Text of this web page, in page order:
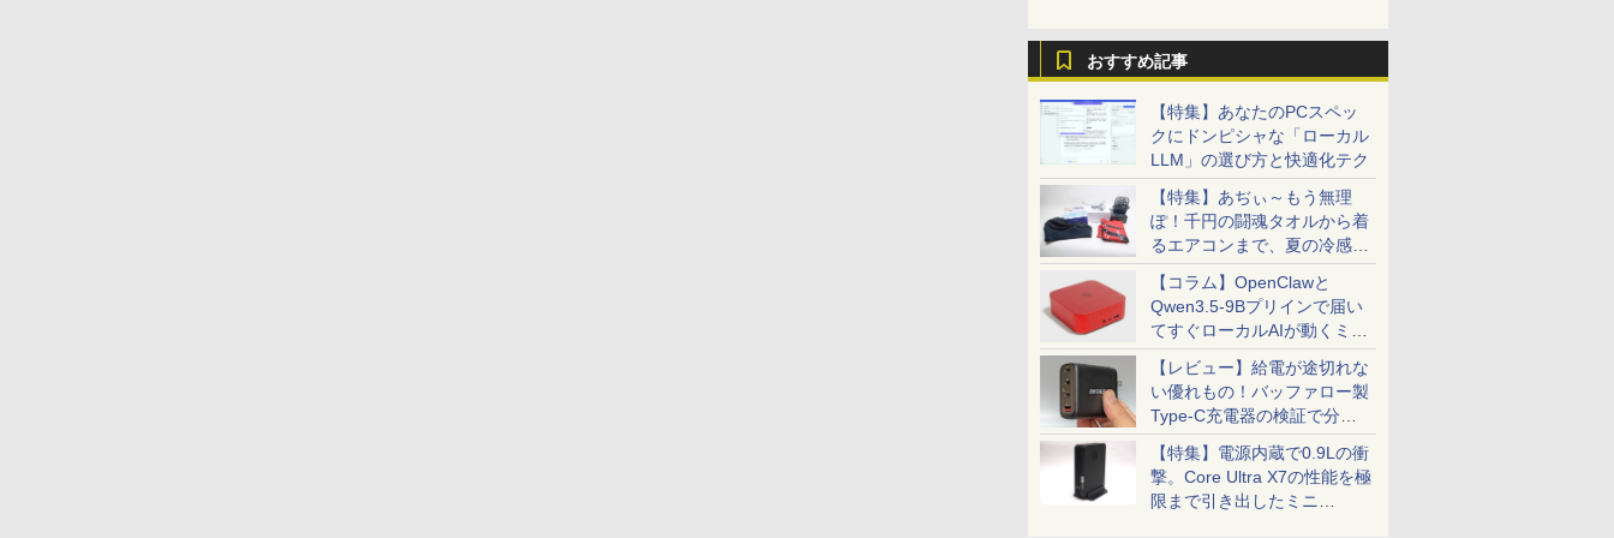
おすすめ記事
【特集】あなたのPCスペッ
クにドンピシャな「ローカル
LLM」の選び方と快適化テク
【特集】あぢぃ～もう無理
ぽ！千円の闘魂タオルから着
るエアコンまで、夏の冷感グ
ッズ一挙紹介
【コラム】OpenClawと
Qwen3.5-9Bプリインで届い
てすぐローカルAIが動くミニ
PC「SER9 Pro」
【レビュー】給電が途切れな
い優れもの！バッファロー製
Type-C充電器の検証で分か
ったこと
【特集】電源内蔵で0.9Lの衝
撃。Core Ultra X7の性能を極
限まで引き出したミニ